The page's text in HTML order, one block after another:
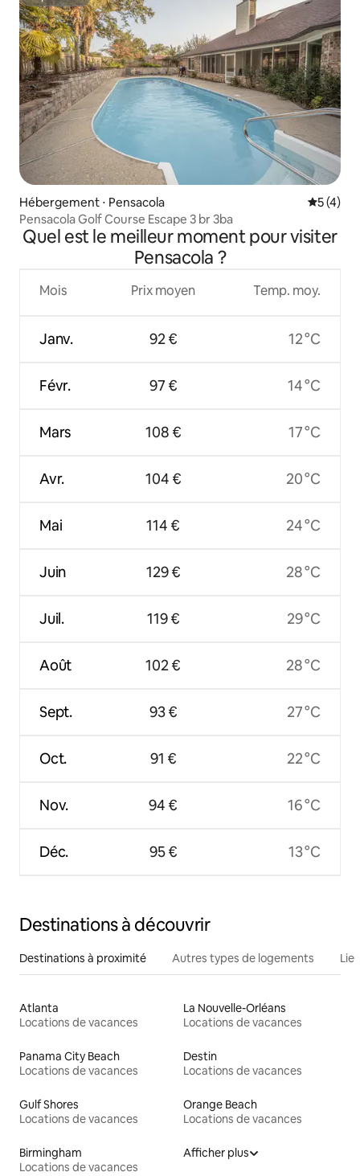
Hébergement ⋅ Pensacola
5 (4)
Pensacola Golf Course Escape 3 br 3ba
Quel est le meilleur moment pour visiter
Pensacola ?
Mois
Janv.
Févr.
Mars
Avr.
Mai
Juin
Juil.
Août
Sept.
Oct.
Nov.
Déc.
Prix moyen
92 €
97 €
108 €
104 €
114 €
129 €
119 €
102 €
93 €
91 €
94 €
95 €
Temp. moy.
12 °C
14 °C
17 °C
20 °C
24 °C
28 °C
29 °C
28 °C
27 °C
22 °C
16 °C
13 °C
Destinations à découvrir
Destinations à proximité Autres types de logements
Atlanta
Locations de vacances
La Nouvelle-Orléans
Locations de vacances
Panama City Beach
Locations de vacances
Destin
Locations de vacances
Gulf Shores
Locations de vacances
Orange Beach
Locations de vacances
Birmingham
Locations de vacances
Afficher plus